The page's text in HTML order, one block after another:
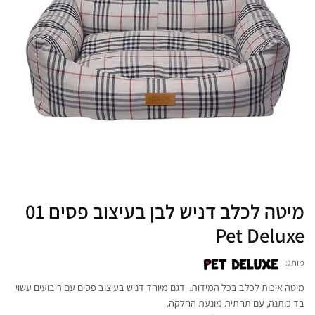
מיטה לכלב דניש לבן בעיצוב פסים 01
Pet Deluxe
מותג:
מיטה איכות לכלב בכל המידות. דגם מיוחד דניש בעיצוב פסים עם ריבועים עשוי
בד כותנה, עם תחתית מונעת החלקה.